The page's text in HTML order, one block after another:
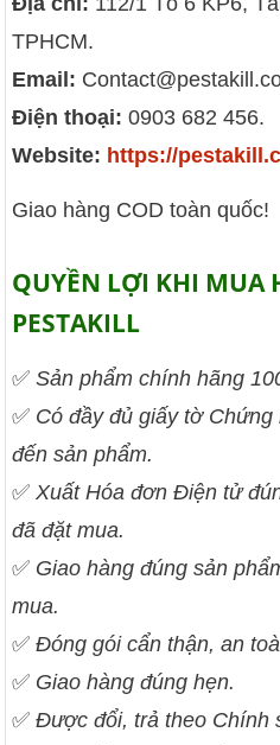
TPHCM.
Email:
Điện thoại: 0903 682 456.
Website: https://
Giao hàng COD toàn quốc!
QUYỀN LỢI KHI MUA
PESTAKILL
✅ Sản phẩm chính hãng
✅ Có đầy đủ giấy tờ
đến sản phẩm.
✅Xuất Hóa đơn Điện tử
đã đặt mua.
✅ Giao hàng đúng sản
mua.
✅Đóng gói cẩn thận, an
✅ Giao hàng đúng hẹn.
✅Được đổi, trả theo Chính